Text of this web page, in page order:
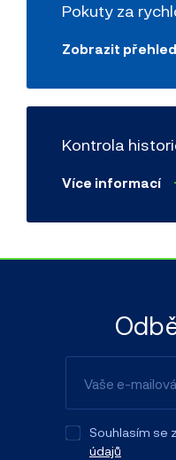
Pokuty za
Zobrazit přehled
Kontrola
Více informací
Souhlasím se
údajů